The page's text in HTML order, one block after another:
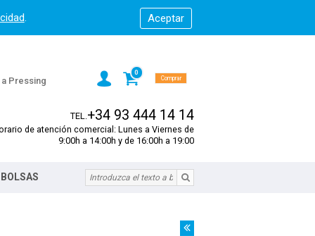
.
a Pressing
0
Comprar
TEL.+34 93 444 14 14
de atención comercial: Lunes a Viernes de
9:00h a 14:00h y de 16:00h a 19:00